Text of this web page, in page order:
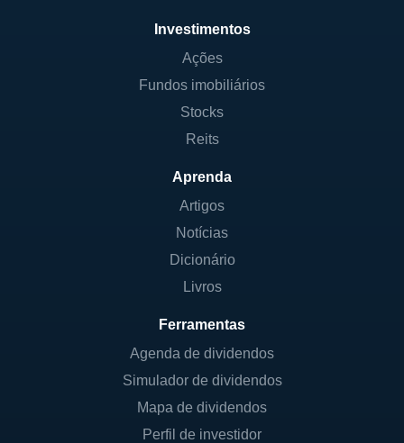
Investimentos
Ações
Fundos imobiliários
Stocks
Reits
Aprenda
Artigos
Notícias
Dicionário
Livros
Ferramentas
Agenda de dividendos
Simulador de dividendos
Mapa de dividendos
Perfil de investidor